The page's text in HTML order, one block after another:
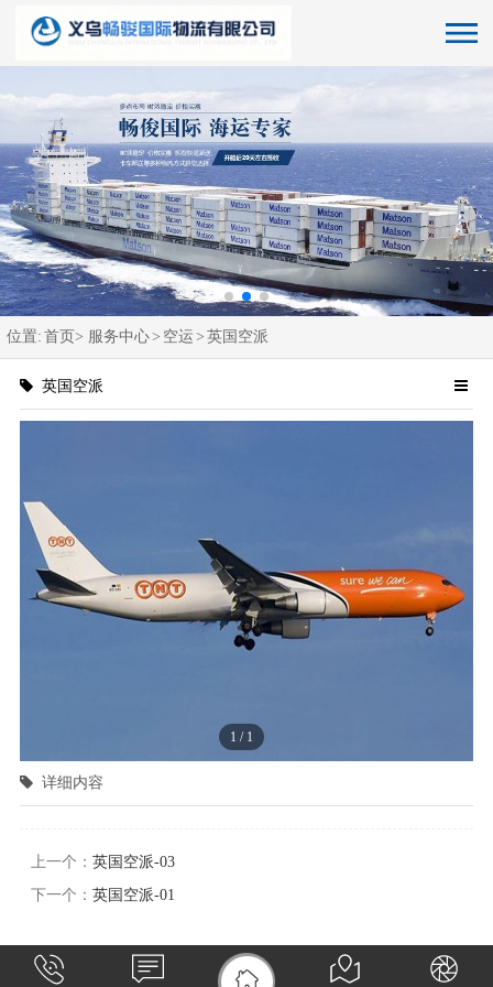
位置: 首页> 服务中心> 空运 > 英国空派
英国空派
1 / 1
详细内容
上一个： 英国空派-03
下一个： 英国空派-01